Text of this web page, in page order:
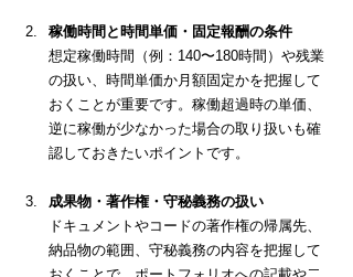
稼働時間と時間単価・固定報酬の条件
想定稼働時間（例：140〜180時間）や残業
の扱い、時間単価か月額固定かを把握して
おくことが重要です。稼働超過時の単価、
逆に稼働が少なかった場合の取り扱いも確
認しておきたいポイントです。
成果物・著作権・守秘義務の扱い
ドキュメントやコードの著作権の帰属先、
納品物の範囲、守秘義務の内容を把握して